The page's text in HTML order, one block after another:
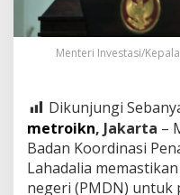
Menteri Investasi/
Dikunjungi
metroikn, Jakarta –
Badan Koordinasi
Lahadalia
negeri (PMDN)